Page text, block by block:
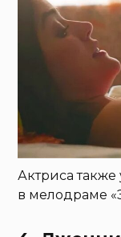
Актриса также
в мелодраме